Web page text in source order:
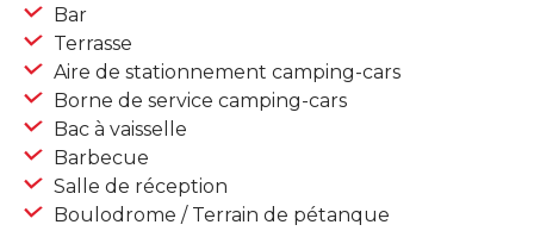
Bar
Terrasse
Aire de stationnement camping-cars
Borne de service camping-cars
Bac à vaisselle
Barbecue
Salle de réception
Boulodrome / Terrain de pétanque